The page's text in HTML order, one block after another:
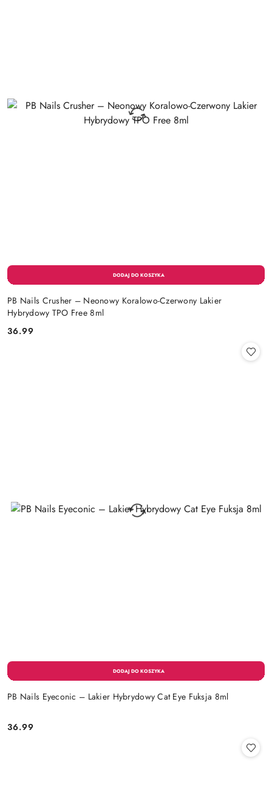
PB Nails Crusher – Neonowy Koralowo-Czerwony Lakier
Hybrydowy TPO Free 8ml
Cena:
36.99
PB Nails Eyeconic – Lakier Hybrydowy Cat Eye Fuksja 8ml
Cena:
36.99